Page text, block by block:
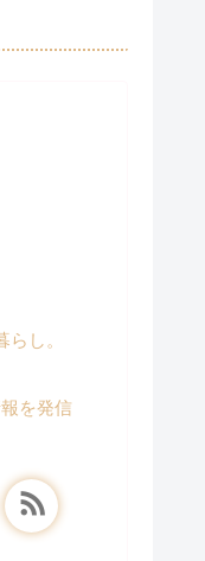
し。
を発信